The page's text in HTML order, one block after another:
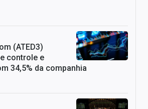
(ATED3)
controle e
34,5% da companhia